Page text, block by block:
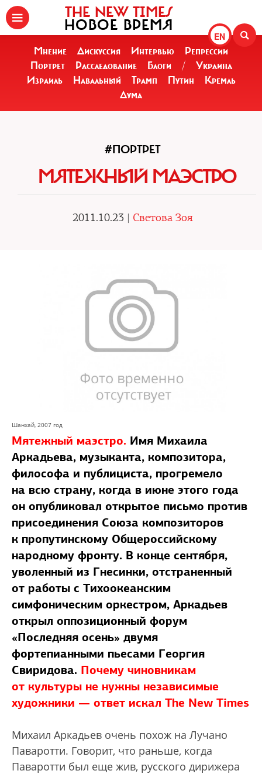
EN
THE NEW TIMES
НОВОЕ ВРЕМЯ
Мнение Дискуссия Интервью
Репрессии
Портрет
Расследование Блоги /
Украина
Израиль
Навальный Трамп Путин
Кремль
Дума
#ПОРТРЕТ
МЯТЕЖНЫЙ МАЭСТРО
2011.10.23 | Светова Зоя
Шанхай, 2007 год
Мятежный маэстро. Имя Михаила
Аркадьева, музыканта, композитора,
философа и публициста, прогремело
на всю страну, когда в июне этого года
он опубликовал открытое письмо против
присоединения Союза композиторов
к пропутинскому Общероссийскому
народному фронту. В конце сентября,
уволенный из Гнесинки, отстраненный
от работы с Тихоокеанским
симфоническим оркестром, Аркадьев
открыл оппозиционный форум
«Последняя осень» двумя
фортепианными пьесами Георгия
Свиридова. Почему чиновникам
от культуры не нужны независимые
художники — ответ искал The New Times
Михаил Аркадьев очень похож на Лучано
Паваротти. Говорит, что раньше, когда
Паваротти был еще жив, русского дирижера